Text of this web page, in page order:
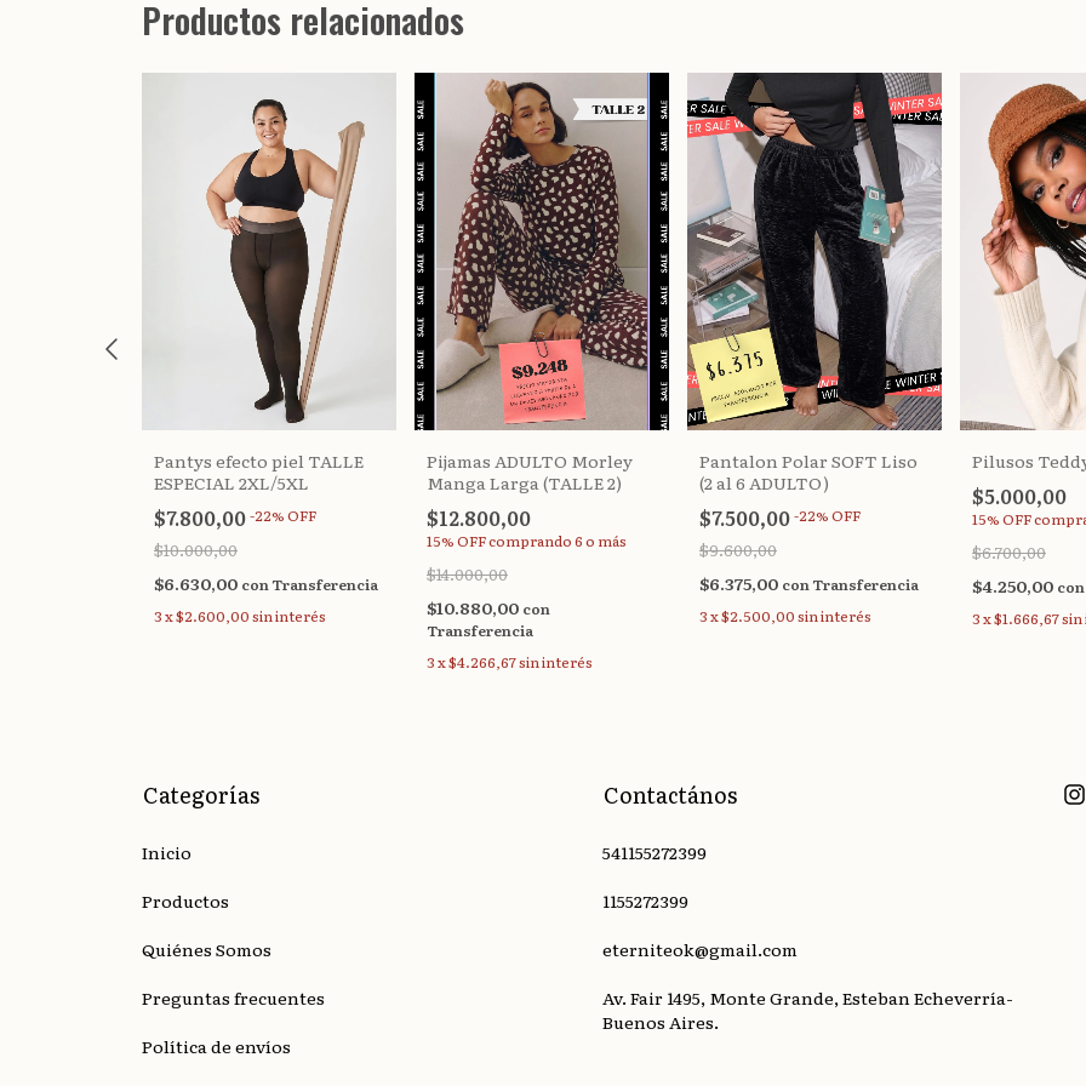
Productos relacionados
Pantys efecto piel TALLE
ESPECIAL 2XL/5XL
$7.800,00-22%OFF
$10.000,00
$6.630,00 conTransferencia
3x$2.600,00sin interés
Pijamas ADULTO Morley
Manga Larga (TALLE 2)
$12.800,00
15% OFFcomprando 6 o más
$14.000,00
$10.880,00 con
Transferencia
3x$4.266,67sin interés
Pantalon Polar SOFT Liso
(2 al 6 ADULTO)
$7.500,00-22%OFF
$9.600,00
$6.375,00 conTransferencia
3x$2.500,00sin interés
Pilusos
$5.000,00
15% OFF
$6.700,00
$4.250,00 con
3x$1.666,67sin
Categorías
Inicio
Productos
Quiénes Somos
Preguntas frecuentes
Política de envíos
Contactános
541155272399
1155272399
eterniteok@gmail.com
Av. Fair 1495, Monte Grande, Esteban Echeverría-
Buenos Aires.